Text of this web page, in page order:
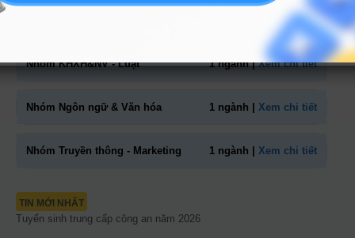
Xem chi tiết
Nhóm KHXH&NV - Luật 1 ngành |Xem chi tiết
Nhóm Ngôn ngữ & Văn hóa 1 ngành | Xem chi tiết
Nhóm Truyền thông - Marketing 1 ngành | Xem chi tiết
TIN MỚI NHẤT
Tuyển sinh trung cấp công an năm 2026